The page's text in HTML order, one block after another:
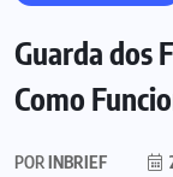
Guarda dos
Como
PORINBRIEF